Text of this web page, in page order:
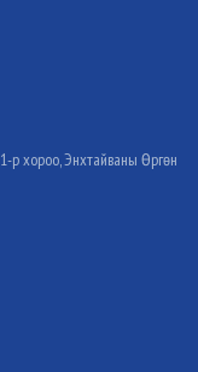
р хороо, Энхтайваны Өргөн